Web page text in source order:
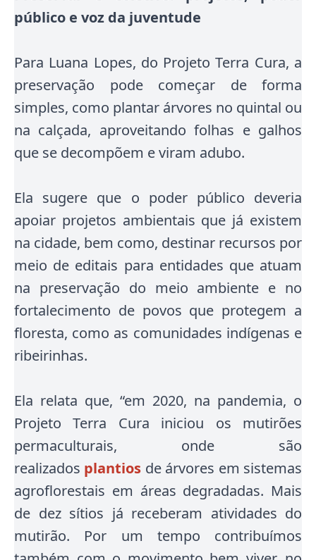
público e voz da juventude
Para Luana Lopes, do Projeto Terra Cura, a
preservação pode começar de forma
simples, como plantar árvores no quintal ou
na calçada, aproveitando folhas e galhos
que se decompõem e viram adubo.
Ela sugere que o poder público deveria
apoiar projetos ambientais que já existem
na cidade, bem como, destinar recursos por
meio de editais para entidades que atuam
na preservação do meio ambiente e no
fortalecimento de povos que protegem a
floresta, como as comunidades indígenas e
ribeirinhas.
Ela relata que, “em 2020, na pandemia, o
Projeto Terra Cura iniciou os mutirões
permaculturais, onde são
realizados plantios de árvores em sistemas
agroflorestais em áreas degradadas. Mais
de dez sítios já receberam atividades do
mutirão. Por um tempo contribuímos